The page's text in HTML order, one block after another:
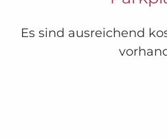
Es sind ausreichend